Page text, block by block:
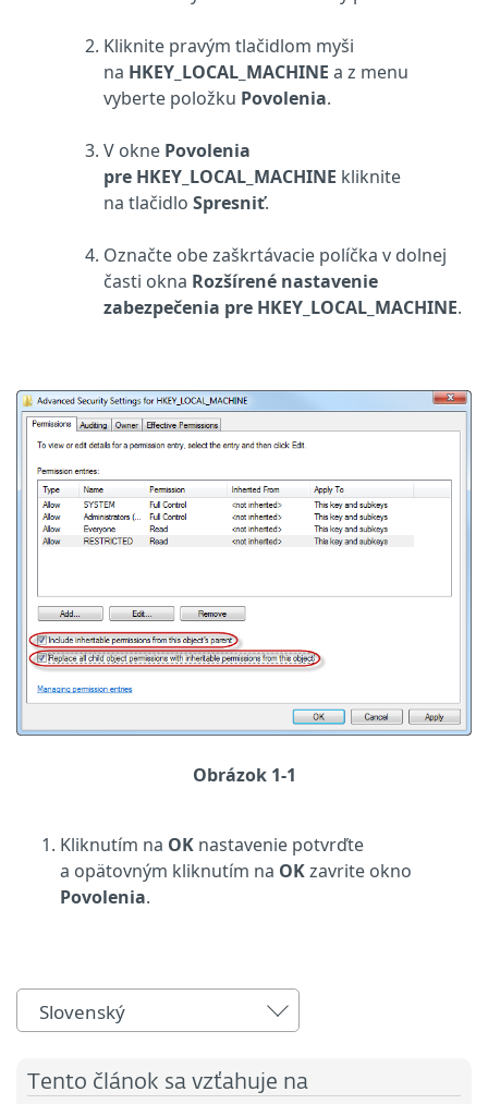
Kliknite pravým tlačidlom myši
na HKEY_LOCAL_MACHINE a z menu
vyberte položku Povolenia.
V okne Povolenia
pre HKEY_LOCAL_MACHINE kliknite
na tlačidlo Spresniť.
Označte obe zaškrtávacie políčka v dolnej
časti okna Rozšírené nastavenie
zabezpečenia pre HKEY_LOCAL_MACHINE.
Obrázok 1-1
Kliknutím na OK nastavenie potvrďte
a opätovným kliknutím na OKzavrite okno
Povolenia.
Slovenský
Tento článok sa vzťahuje na